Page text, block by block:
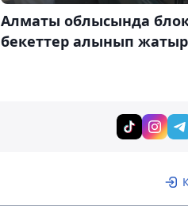
Алматы облысында
бекеттер алынып жатыр